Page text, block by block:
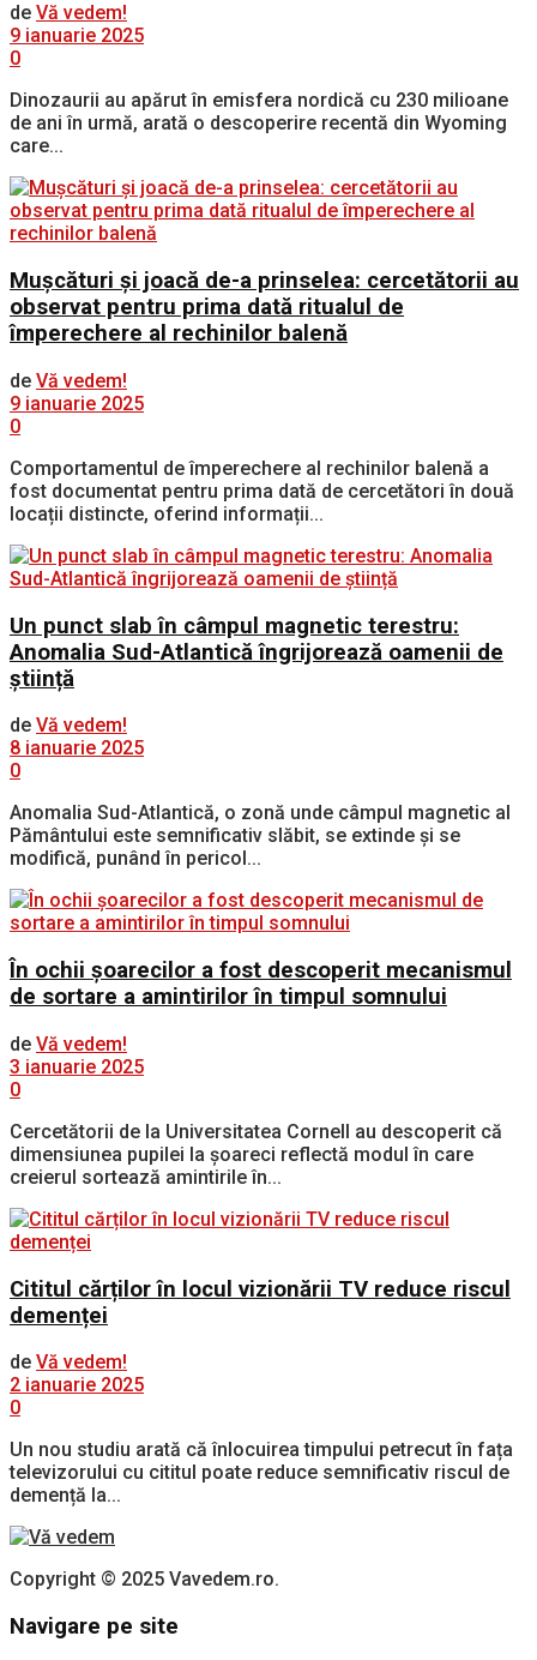
de Vă vedem!
9 ianuarie 2025
0
Dinozaurii au apărut în emisfera nordică cu 230 milioane
de ani în urmă, arată o descoperire recentă din Wyoming
care...
Mușcături și joacă de-a prinselea: cercetătorii au
observat pentru prima dată ritualul de
împerechere al rechinilor balenă
de Vă vedem!
9 ianuarie 2025
0
Comportamentul de împerechere al rechinilor balenă a
fost documentat pentru prima dată de cercetători în două
locații distincte, oferind informații...
Un punct slab în câmpul magnetic terestru:
Anomalia Sud-Atlantică îngrijorează oamenii de
știință
de Vă vedem!
8 ianuarie 2025
0
Anomalia Sud-Atlantică, o zonă unde câmpul magnetic al
Pământului este semnificativ slăbit, se extinde și se
modifică, punând în pericol...
În ochii șoarecilor a fost descoperit mecanismul
de sortare a amintirilor în timpul somnului
de Vă vedem!
3 ianuarie 2025
0
Cercetătorii de la Universitatea Cornell au descoperit că
dimensiunea pupilei la șoareci reflectă modul în care
creierul sortează amintirile în...
Cititul cărților în locul vizionării TV reduce riscul
demenței
de Vă vedem!
2 ianuarie 2025
0
Un nou studiu arată că înlocuirea timpului petrecut în fața
televizorului cu cititul poate reduce semnificativ riscul de
demență la...
Copyright © 2025 Vavedem.ro.
Navigare pe site